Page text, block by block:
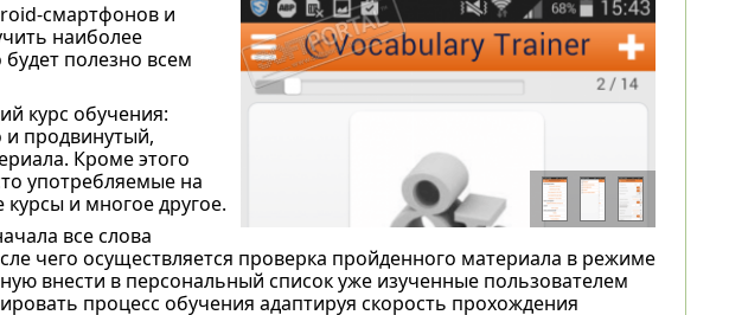
смартфонов и
наиболее
полезно всем
курс обучения:
продвинутый,
Кроме этого
употребляемые на
и многое другое.
все слова
чего осуществляется проверка пройденного материала в режиме
внести в персональный список уже изученные пользователем
процесс обучения адаптируя скорость прохождения